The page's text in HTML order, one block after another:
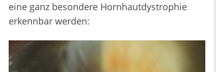
eine ganz besondere Hornhautdystrophie
erkennbar werden: